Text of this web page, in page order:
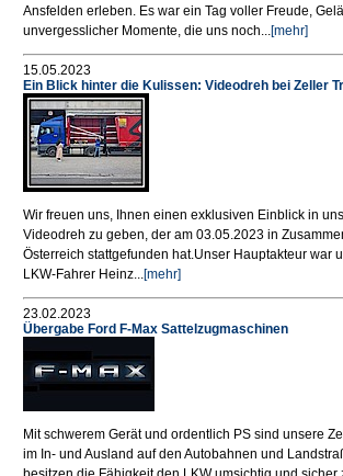
Ansfelden erleben. Es war ein Tag voller Freude,
unvergesslicher Momente, die uns noch...[mehr]
15.05.2023
Ein Blick hinter die Kulissen: Videodreh bei Zeller
Wir freuen uns, Ihnen einen exklusiven Einblick in
Videodreh zu geben, der am 03.05.2023 in
Österreich stattgefunden hat.Unser Hauptakteur war
LKW-Fahrer Heinz...[mehr]
23.02.2023
Übergabe Ford F-Max Sattelzugmaschinen
Mit schwerem Gerät und ordentlich PS sind unsere
im In- und Ausland auf den Autobahnen und